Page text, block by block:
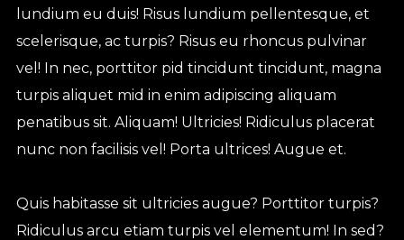
lundium eu duis! Risus lundium pellentesque, et
scelerisque, ac turpis? Risus eu rhoncus pulvinar
vel! In nec, porttitor pid tincidunt tincidunt, magna
turpis aliquet mid in enim adipiscing aliquam
penatibus sit. Aliquam! Ultricies! Ridiculus placerat
nunc non facilisis vel! Porta ultrices! Augue et.
Quis habitasse sit ultricies augue? Porttitor turpis?
Ridiculus arcu etiam turpis vel elementum! In sed?